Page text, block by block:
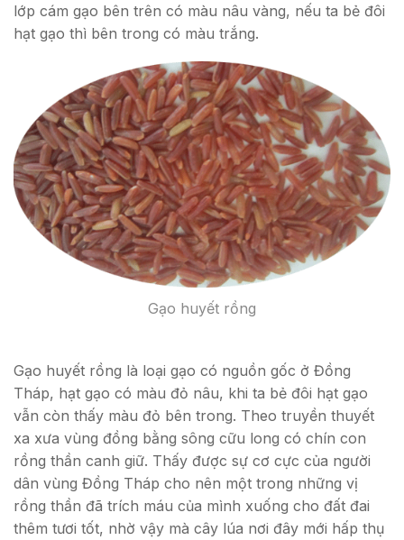
lớp cám gạo bên trên có màu nâu vàng, nếu ta bẻ đôi
hạt gạo thì bên trong có màu trắng.
Gạo huyết rồng
Gạo huyết rồng là loại gạo có nguồn gốc ở Đồng
Tháp, hạt gạo có màu đỏ nâu, khi ta bẻ đôi hạt gạo
vẫn còn thấy màu đỏ bên trong. Theo truyền thuyết
xa xưa vùng đồng bằng sông cữu long có chín con
rồng thần canh giữ. Thấy được sự cơ cực của người
dân vùng Đồng Tháp cho nên một trong những vị
rồng thần đã trích máu của mình xuống cho đất đai
thêm tươi tốt, nhờ vậy mà cây lúa nơi đây mới hấp thụ